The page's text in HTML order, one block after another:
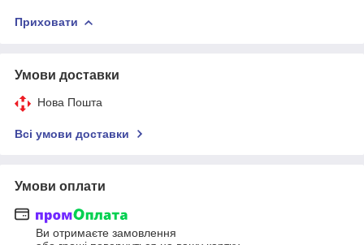
Приховати
Умови доставки
Нова Пошта
Всі умови доставки
Умови оплати
Ви отримаєте замовлення